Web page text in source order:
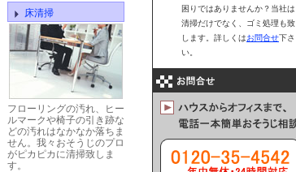
床清掃
フローリングの汚れ、ヒー
ルマークや椅子の引き跡な
どの汚れはなかなか落ちま
せん。我々おそうじのプロ
がピカピカに清掃致しま
す。
困りではありませんか？当社は
清掃だけでなく、ゴミ処理も致
します。詳しくはお問合せ下さ
い。